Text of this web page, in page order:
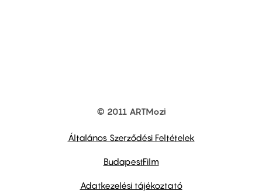
© 2011 ARTMozi
Általános Szerződési Feltételek
BudapestFilm
Adatkezelési tájékoztató